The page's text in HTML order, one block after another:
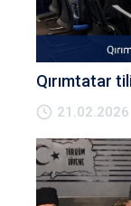
Qırımtatar
21.02.2026